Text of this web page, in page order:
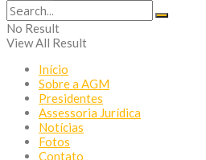
No Result
View All Result
Início
Sobre a AGM
Presidentes
Assessoria Jurídica
Notícias
Fotos
Contato